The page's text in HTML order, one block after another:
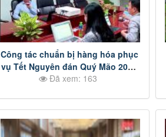
Công tác chuẩn bị hàng hóa phục
vụ Tết Nguyên đán Quý Mão 2022
- 2023 trên địa bàn tỉnh Đồng Nai
Đã xem: 163